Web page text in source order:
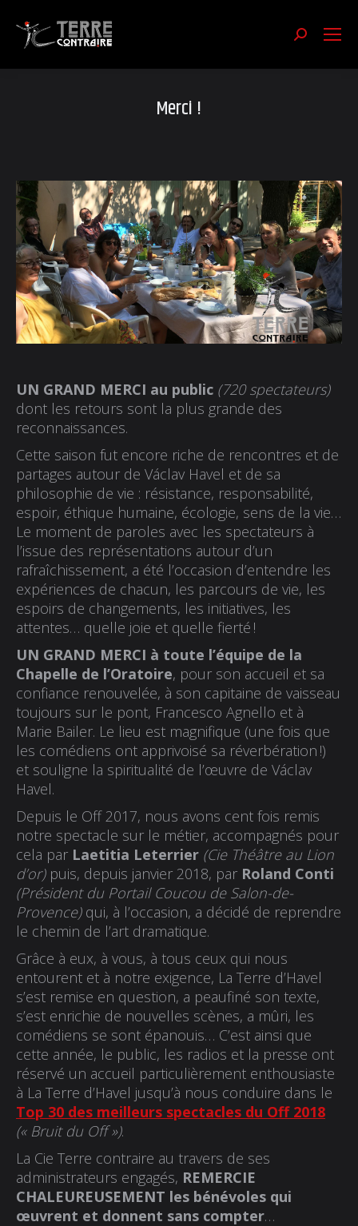
Merci !
UN GRAND MERCI au public (720 spectateurs)
dont les retours sont la plus grande des
reconnaissances.
Cette saison fut encore riche de rencontres et de
partages autour de Václav Havel et de sa
philosophie de vie : résistance, responsabilité,
espoir, éthique humaine, écologie, sens de la vie…
Le moment de paroles avec les spectateurs à
l’issue des représentations autour d’un
rafraîchissement, a été l’occasion d’entendre les
expériences de chacun, les parcours de vie, les
espoirs de changements, les initiatives, les
attentes… quelle joie et quelle fierté !
UN GRAND MERCI à toute l’équipe de la
Chapelle de l’Oratoire, pour son accueil et sa
confiance renouvelée, à son capitaine de vaisseau
toujours sur le pont, Francesco Agnello et à
Marie Bailer. Le lieu est magnifique (une fois que
les comédiens ont apprivoisé sa réverbération !)
et souligne la spiritualité de l’œuvre de Václav
Havel.
Depuis le Off 2017, nous avons cent fois remis
notre spectacle sur le métier, accompagnés pour
cela par Laetitia Leterrier (Cie Théâtre au Lion
d’or)puis, depuis janvier 2018, par Roland Conti
(Président du Portail Coucou de Salon-de-
Provence)qui, à l’occasion, a décidé de reprendre
le chemin de l’art dramatique.
Grâce à eux, à vous, à tous ceux qui nous
entourent et à notre exigence, La Terre d’Havel
s’est remise en question, a peaufiné son texte,
s’est enrichie de nouvelles scènes, a mûri, les
comédiens se sont épanouis… C’est ainsi que
cette année, le public, les radios et la presse ont
réservé un accueil particulièrement enthousiaste
à La Terre d’Havel jusqu’à nous conduire dans le
Top 30 des meilleurs spectacles du Off 2018
(« Bruit du Off »).
La Cie Terre contraire au travers de ses
administrateurs engagés, REMERCIE
CHALEUREUSEMENT les bénévoles qui
œuvrent et donnent sans compter…